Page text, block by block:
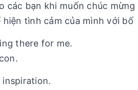
các bạn khi muốn chúc
tình cảm của mình với
there for me.
inspiration.